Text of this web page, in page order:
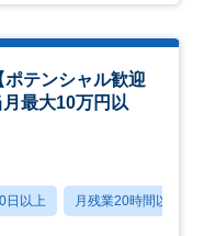
テンシャル歓迎
最大10万円以
日以上 月残業20時間以内